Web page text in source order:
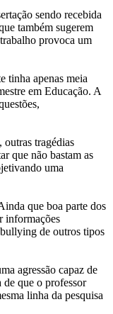
sendo recebida
também sugerem
provoca um
tinha apenas meia
em Educação. A
tragédias
que não bastam as
uma
que boa parte dos
informações
de outros tipos
agressão capaz de
de que o professor
linha da pesquisa